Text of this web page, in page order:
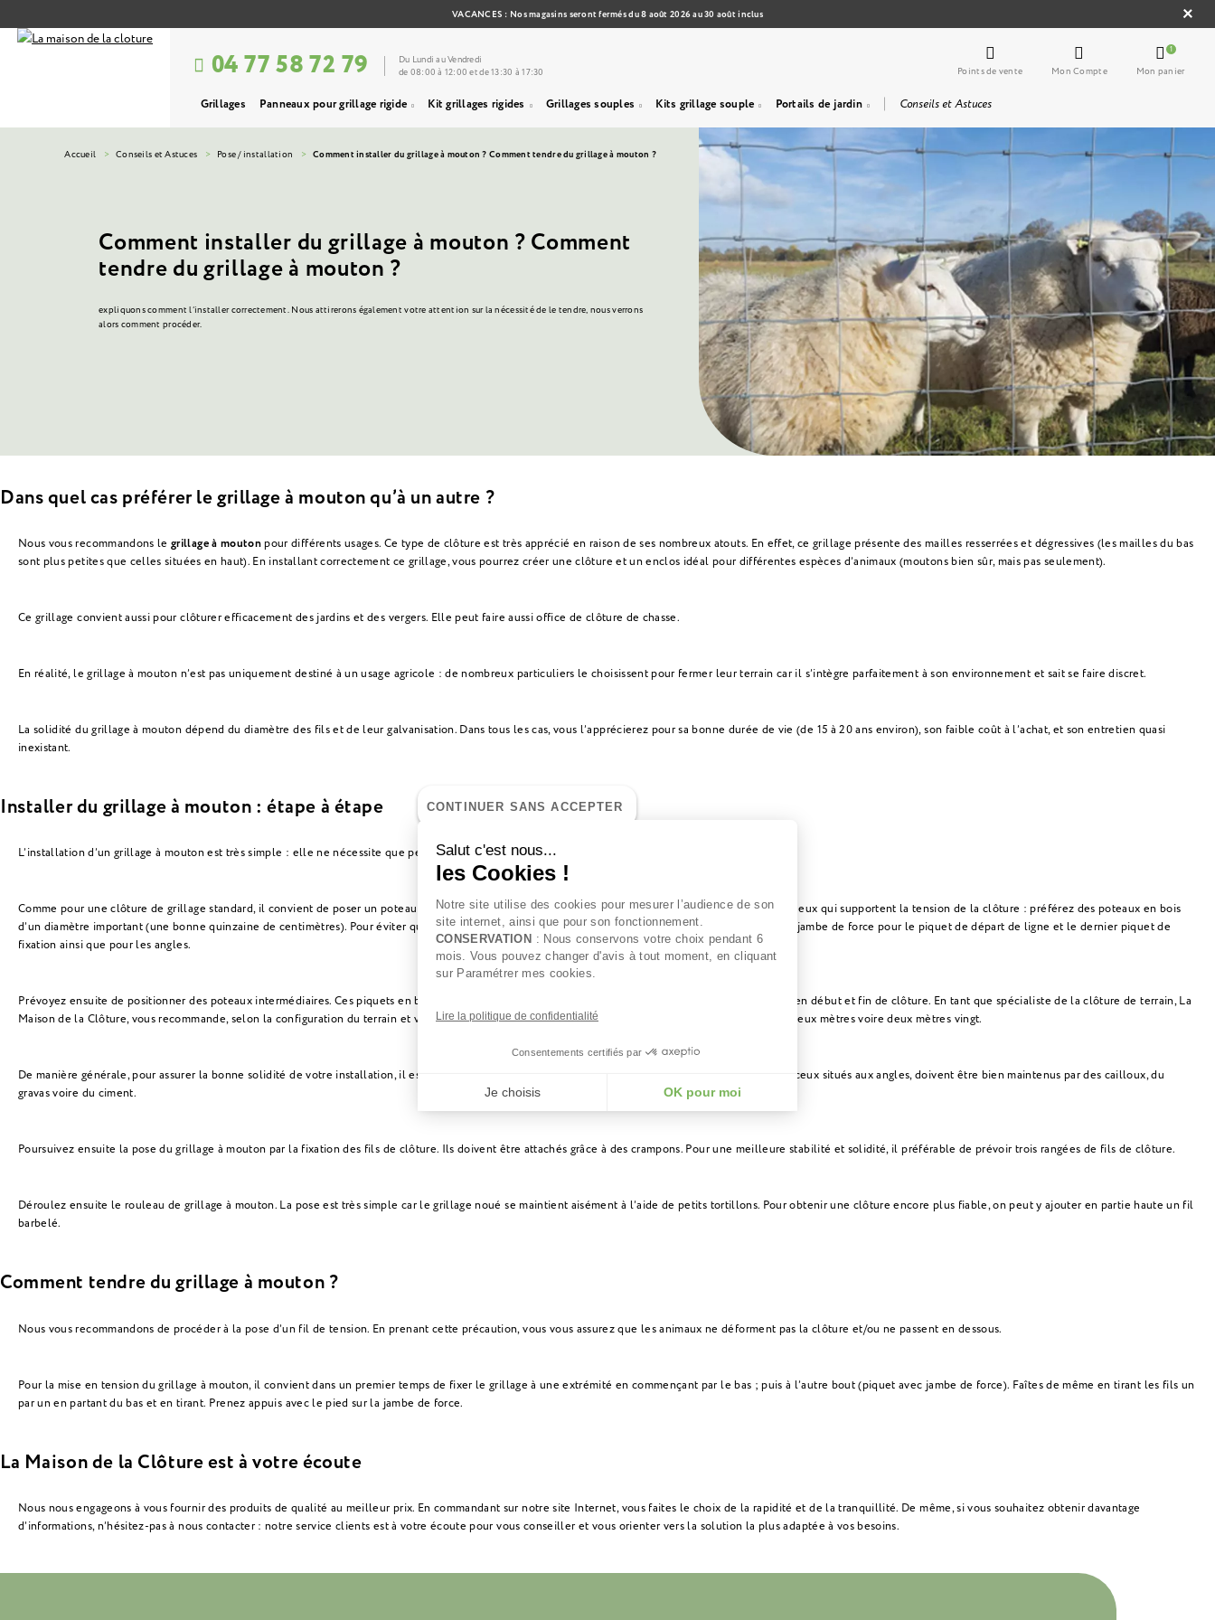
VACANCES : Nos magasins seront fermés du 8 août 2026 au 30 août inclus
04 77 58 72 79
Du Lundi au Vendredi
de 08:00 à 12:00 et de 13:30 à 17:30
Points de vente Mon Compte
1
Mon panier
Grillages Panneaux pour grillage rigide Kit grillages rigides Grillages souples Kits grillage souple Portails de jardin Conseils et Astuces
Accueil Conseils et Astuces Pose / installation Comment installer du grillage à mouton ? Comment tendre du grillage à mouton ?
Comment installer du grillage à mouton ? Comment
tendre du grillage à mouton ?
expliquons comment l’installer correctement. Nous attirerons également votre attention sur la nécessité de le tendre, nous verrons
alors comment procéder.
Dans quel cas préférer le grillage à mouton qu’à un autre ?
Nous vous recommandons legrillage à moutonpour différents usages. Ce type de clôture est très apprécié en raison de ses nombreux atouts. En effet, ce grillage présente des mailles resserrées et dégressives (les mailles du bas
sont plus petites que celles situées en haut). En installant correctement ce grillage, vous pourrez créer une clôture et un enclos idéal pour différentes espèces d’animaux (moutons bien sûr, mais pas seulement).
Ce grillage convient aussi pour clôturer efficacement des jardins et des vergers. Elle peut faire aussi office de clôture de chasse.
En réalité, le grillage à mouton n’est pas uniquement destiné à un usage agricole : de nombreux particuliers le choisissent pour fermer leur terrain car il s’intègre parfaitement à son environnement et sait se faire discret.
La solidité du grillage à mouton dépend du diamètre des fils et de leur galvanisation. Dans tous les cas, vous l’apprécierez pour sa bonne durée de vie (de 15 à 20 ans environ), son faible coût à l’achat, et son entretien quasi
inexistant.
Installer du grillage à mouton : étape à étape
L’installation d’un grillage à mouton est très simple : elle ne nécessite que peu de matériaux et d’outils. Elle est aussi accessible aux débutants.
Comme pour une clôture de grillage standard, il convient de poser un poteau en bois à chaque angle. Ces piquets doivent être bien solides car ce sont eux qui supportent la tension de la clôture : préférez des poteaux en bois
d’un diamètre important (une bonne quinzaine de centimètres). Pour éviter que les poteaux ne soient arrachés ou se cassent, il convient d’utiliser une jambe de force pour le piquet de départ de ligne et le dernier piquet de
fixation ainsi que pour les angles.
Prévoyez ensuite de positionner des poteaux intermédiaires. Ces piquets en bois présentent un diamètre inférieur que ceux situés aux angles ainsi qu’en début et fin de clôture. En tant que spécialiste de la clôture de terrain, La
Maison de la Clôture, vous recommande, selon la configuration du terrain et votre besoin, de prévoir un piquet intermédiaire tous mètres cinquante à deux mètres voire deux mètres vingt.
De manière générale, pour assurer la bonne solidité de votre installation, il est recommandé d’enterrer d’un tiers chaque poteau. Les poteaux, surtout ceux situés aux angles, doivent être bien maintenus par des cailloux, du
gravas voire du ciment.
Poursuivez ensuite la pose du grillage à mouton par la fixation des fils de clôture. Ils doivent être attachés grâce à des crampons. Pour une meilleure stabilité et solidité, il préférable de prévoir trois rangées de fils de clôture.
Déroulez ensuite le rouleau de grillage à mouton. La pose est très simple car le grillage noué se maintient aisément à l’aide de petits tortillons. Pour obtenir une clôture encore plus fiable, on peut y ajouter en partie haute un fil
barbelé.
Comment tendre du grillage à mouton ?
Nous vous recommandons de procéder à la pose d’un fil de tension. En prenant cette précaution, vous vous assurez que les animaux ne déforment pas la clôture et/ou ne passent en dessous.
Pour la mise en tension du grillage à mouton, il convient dans un premier temps de fixer le grillage à une extrémité en commençant par le bas ; puis à l’autre bout (piquet avec jambe de force). Faîtes de même en tirant les fils un
par un en partant du bas et en tirant. Prenez appuis avec le pied sur la jambe de force.
La Maison de la Clôture est à votre écoute
Nous nous engageons à vous fournir des produits de qualité au meilleur prix. En commandant sur notre site Internet, vous faites le choix de la rapidité et de la tranquillité. De même, si vous souhaitez obtenir davantage
d’informations, n’hésitez-pas à nous contacter : notre service clients est à votre écoute pour vous conseiller et vous orienter vers la solution la plus adaptée à vos besoins.
CONTINUER SANS ACCEPTER
Salut c'est nous...
les Cookies !
Notre site utilise des cookies pour mesurer l’audience de son
site internet, ainsi que pour son fonctionnement.
CONSERVATION : Nous conservons votre choix pendant 6
mois. Vous pouvez changer d'avis à tout moment, en cliquant
sur Paramétrer mes cookies.
Lire la politique de confidentialité
Consentements certifiés par
Je choisis OK pour moi